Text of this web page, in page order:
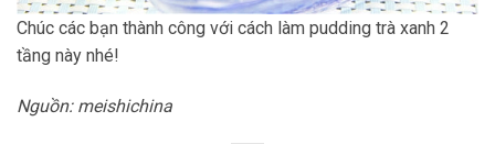
Chúc các bạn thành công với cách làm pudding trà xanh 2
tầng này nhé!
Nguồn: meishichina